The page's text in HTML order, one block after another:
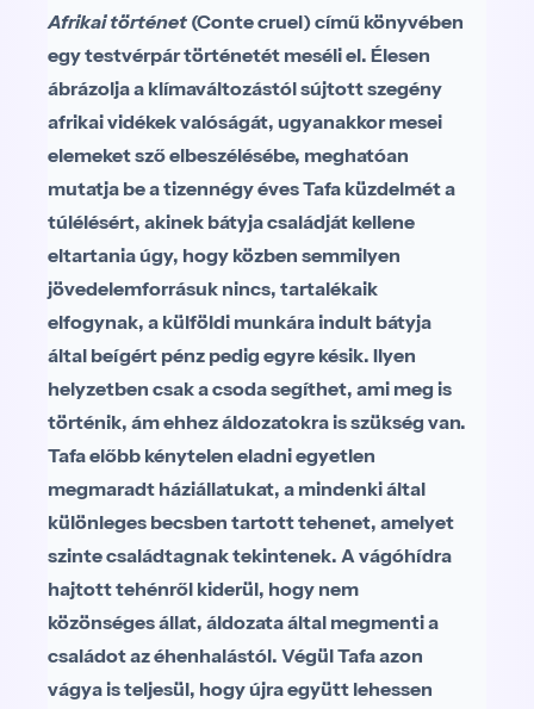
Afrikai történet (Conte cruel) című könyvében
egy testvérpár történetét meséli el. Élesen
ábrázolja a klímaváltozástól sújtott szegény
afrikai vidékek valóságát, ugyanakkor mesei
elemeket sző elbeszélésébe, meghatóan
mutatja be a tizennégy éves Tafa küzdelmét a
túlélésért, akinek bátyja családját kellene
eltartania úgy, hogy közben semmilyen
jövedelemforrásuk nincs, tartalékaik
elfogynak, a külföldi munkára indult bátyja
által beígért pénz pedig egyre késik. Ilyen
helyzetben csak a csoda segíthet, ami meg is
történik, ám ehhez áldozatokra is szükség van.
Tafa előbb kénytelen eladni egyetlen
megmaradt háziállatukat, a mindenki által
különleges becsben tartott tehenet, amelyet
szinte családtagnak tekintenek. A vágóhídra
hajtott tehénről kiderül, hogy nem
közönséges állat, áldozata által megmenti a
családot az éhenhalástól. Végül Tafa azon
vágya is teljesül, hogy újra együtt lehessen